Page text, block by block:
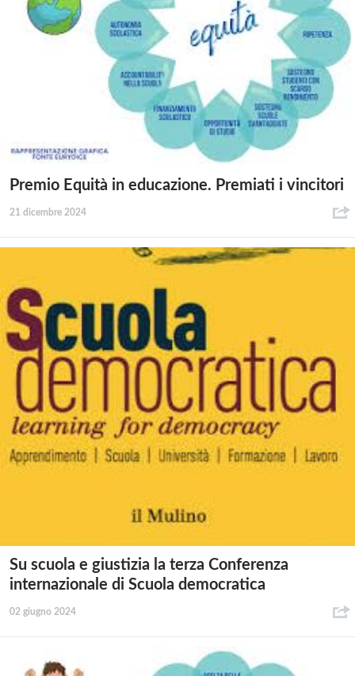
Premio Equità in educazione. Premiati i vincitori
21 dicembre 2024
Su scuola e giustizia la terza Conferenza
internazionale di Scuola democratica
02 giugno 2024